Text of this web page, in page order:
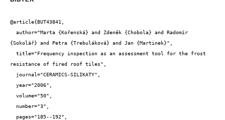
@article{BUT43841,
{Sokolář} and Petra {Trebuláková} and Jan {Martinek}",
resistance of fired roof tiles",